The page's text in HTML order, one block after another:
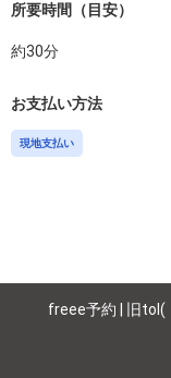
所要時間（目安）
約30分
お支払い方法
現地支払い
freee予約 | 旧tol(